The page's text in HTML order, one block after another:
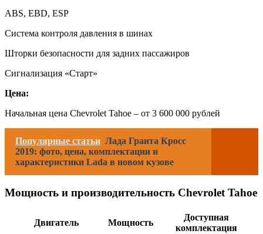
ABS, EBD, ESP
Система контроля давления в шинах
Шторки безопасности для задних пассажиров
Сигнализация «Старт»
Цена:
Начальная цена Chevrolet Tahoe – от 3 600 000 рублей
Популярные статьи Лада Гранта Кросс
2019: фото, цена, комплектации и
характеристики Lada в новом кузове
Мощность и производительность Chevrolet Tahoe
Двигатель Мощность
Доступная
комплектация